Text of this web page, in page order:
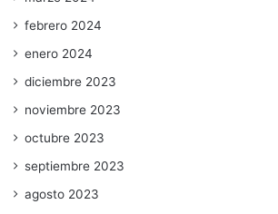
febrero 2024
enero 2024
diciembre 2023
noviembre 2023
octubre 2023
septiembre 2023
agosto 2023